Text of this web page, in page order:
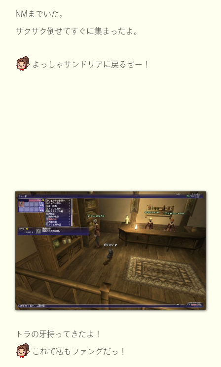
NMまでいた。
サクサク倒せてすぐに集まったよ。
よっしゃサンドリアに戻るぜー！
トラの牙持ってきたよ！
これで私もファングだっ！